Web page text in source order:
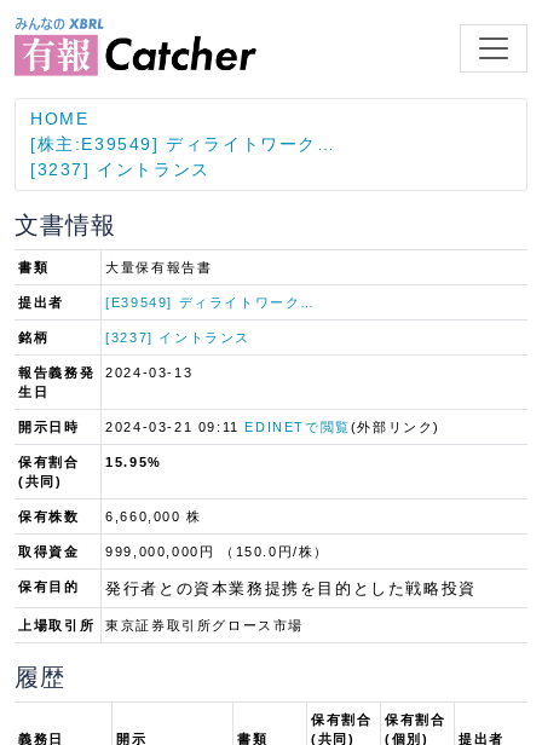
HOME
[株主:E39549] ディライトワーク…
[3237] イントランス
文書情報
書類 大量保有報告書
提出者 [E39549] ディライトワーク…
銘柄 [3237] イントランス
報告義務発
生日
2024-03-13
開示日時 2024-03-21 09:11EDINETで閲覧(外部リンク)
保有割合
(共同)
15.95%
保有株数 6,660,000 株
取得資金 999,000,000円 （150.0円/株）
保有目的 発行者との資本業務提携を目的とした戦略投資
上場取引所 東京証券取引所グロース市場
履歴
義務日 開示 書類
保有割合
(共同)
保有割合
(個別)
提出者